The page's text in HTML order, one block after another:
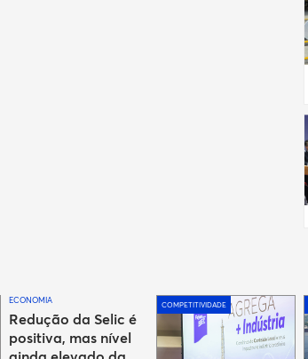
ECONOMIA
Redução da Selic é
positiva, mas nível
COMPETITIVIDADE